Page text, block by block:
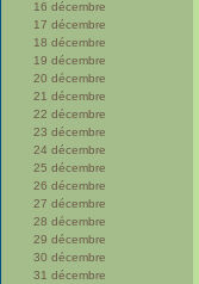
16 décembre
17 décembre
18 décembre
19 décembre
20 décembre
21 décembre
22 décembre
23 décembre
24 décembre
25 décembre
26 décembre
27 décembre
28 décembre
29 décembre
30 décembre
31 décembre